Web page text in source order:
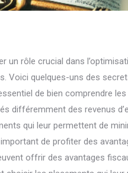
un rôle crucial dans
Voici quelques-uns des
de bien comprendre
différemment des revenus
qui leur permettent de
de profiter des
offrir des avantages